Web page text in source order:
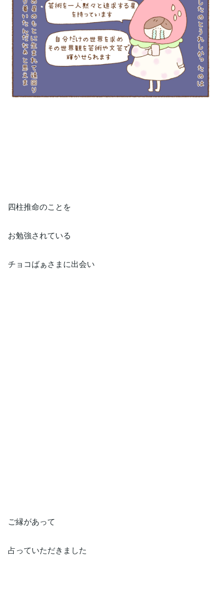
四柱推命のことを
お勉強されている
チョコばぁさまに出会い
ご縁があって
占っていただきました